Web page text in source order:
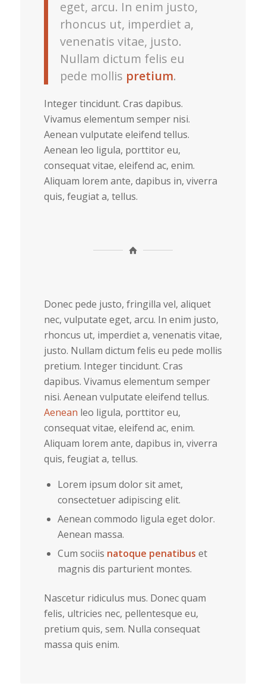
eget, arcu. In enim justo,
rhoncus ut, imperdiet a,
venenatis vitae, justo.
Nullam dictum felis eu
pede mollis pretium.
Integer tincidunt. Cras dapibus.
Vivamus elementum semper nisi.
Aenean vulputate eleifend tellus.
Aenean leo ligula, porttitor eu,
consequat vitae, eleifend ac, enim.
Aliquam lorem ante, dapibus in, viverra
quis, feugiat a, tellus.
Donec pede justo, fringilla vel, aliquet
nec, vulputate eget, arcu. In enim justo,
rhoncus ut, imperdiet a, venenatis vitae,
justo. Nullam dictum felis eu pede mollis
pretium. Integer tincidunt. Cras
dapibus. Vivamus elementum semper
nisi. Aenean vulputate eleifend tellus.
Aenean leo ligula, porttitor eu,
consequat vitae, eleifend ac, enim.
Aliquam lorem ante, dapibus in, viverra
quis, feugiat a, tellus.
Lorem ipsum dolor sit amet,
consectetuer adipiscing elit.
Aenean commodo ligula eget dolor.
Aenean massa.
Cum sociis natoque penatibus et
magnis dis parturient montes.
Nascetur ridiculus mus. Donec quam
felis, ultricies nec, pellentesque eu,
pretium quis, sem. Nulla consequat
massa quis enim.